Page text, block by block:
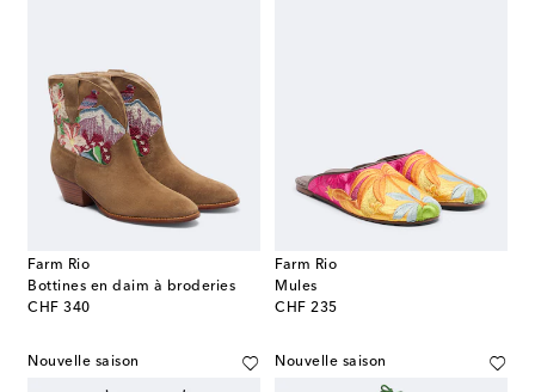
Farm Rio
Bottines en daim à broderies
CHF 340
original price
Farm Rio
Mules
CHF 235
original price
Nouvelle saison Nouvelle saison